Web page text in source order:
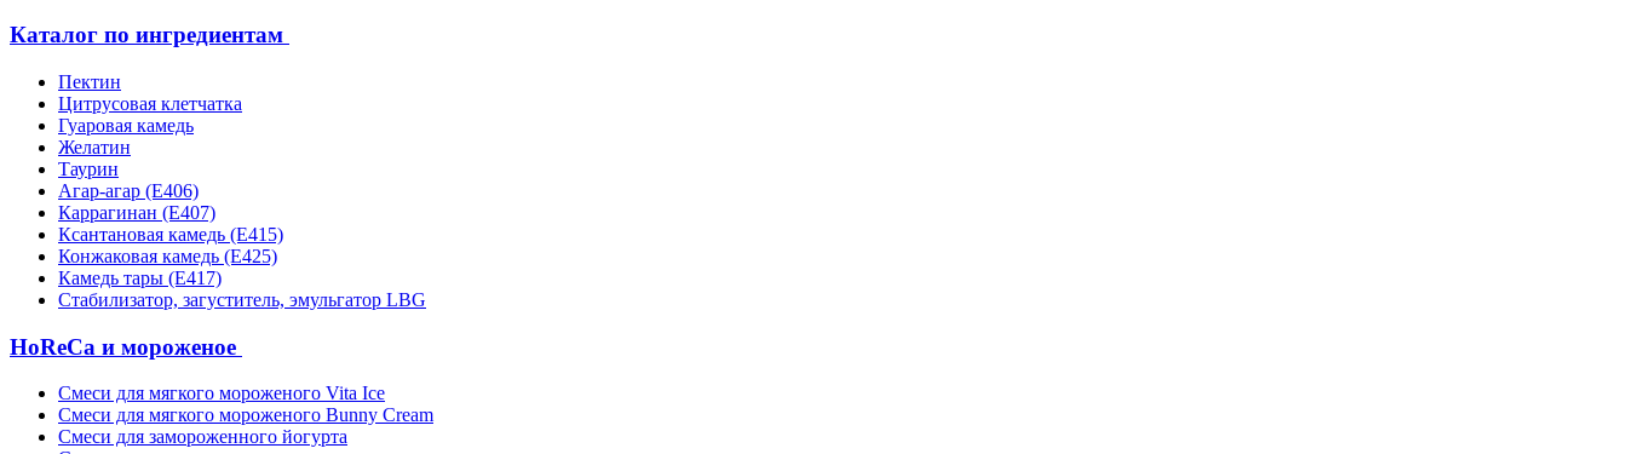
Каталог по ингредиентам
Пектин
Цитрусовая клетчатка
Гуаровая камедь
Желатин
Таурин
Агар-агар (Е406)
Каррагинан (Е407)
Ксантановая камедь (Е415)
Конжаковая камедь (Е425)
Камедь тары (Е417)
Стабилизатор, загуститель, эмульгатор LBG
HoReCa и мороженое
Смеси для мягкого мороженого Vita Ice
Смеси для мягкого мороженого Bunny Cream
Смеси для замороженного йогурта